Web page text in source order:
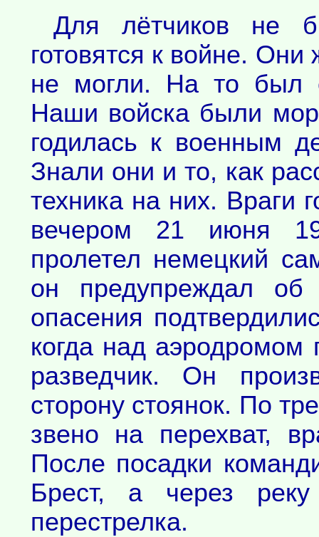
Для лётчиков не
готовятся к войне.
не могли. На то был
Наши войска были
годилась к военным
Знали они и то, как
техника на них. Враги
вечером 21 июня
пролетел немецкий
он предупреждал
опасения
когда над аэродромом
разведчик. Он
сторону стоянок. По
звено на перехват,
После посадки
Брест, а через реку
перестрелка.